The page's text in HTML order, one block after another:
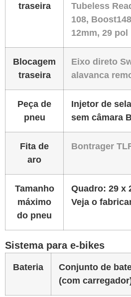
traseira
Tubeless
108,
12mm, 29 pol
Blocagem
traseira
Eixo direto
alavanca
Peça de
pneu
Injetor de
sem câmara
Fita de
aro
Bontrager
Tamanho
máximo
do pneu
Quadro: 29 x
Veja o
Sistema para e-bikes
Bateria
Conjunto de
(com